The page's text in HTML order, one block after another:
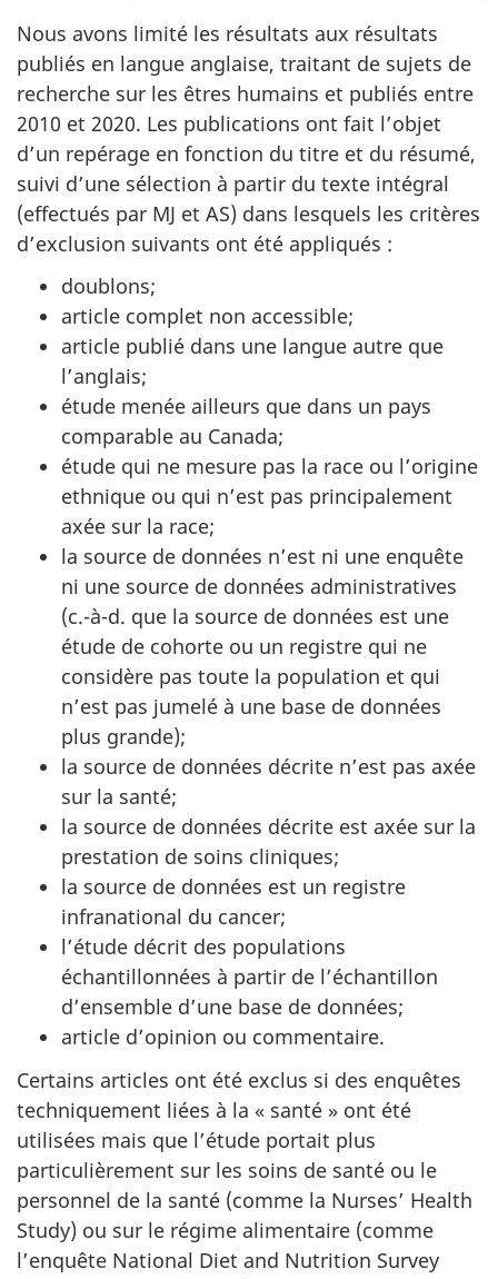
Nous avons limité les résultats aux résultats
publiés en langue anglaise, traitant de sujets de
recherche sur les êtres humains et publiés entre
2010 et 2020. Les publications ont fait l’objet
d’un repérage en fonction du titre et du résumé,
suivi d’une sélection à partir du texte intégral
(effectués par MJ et AS) dans lesquels les critères
d’exclusion suivants ont été appliqués :
doublons;
article complet non accessible;
article publié dans une langue autre que
l’anglais;
étude menée ailleurs que dans un pays
comparable au Canada;
étude qui ne mesure pas la race ou l’origine
ethnique ou qui n’est pas principalement
axée sur la race;
la source de données n’est ni une enquête
ni une source de données administratives
(c.-à-d. que la source de données est une
étude de cohorte ou un registre qui ne
considère pas toute la population et qui
n’est pas jumelé à une base de données
plus grande);
la source de données décrite n’est pas axée
sur la santé;
la source de données décrite est axée sur la
prestation de soins cliniques;
la source de données est un registre
infranational du cancer;
l’étude décrit des populations
échantillonnées à partir de l’échantillon
d’ensemble d’une base de données;
article d’opinion ou commentaire.
Certains articles ont été exclus si des enquêtes
techniquement liées à la « santé » ont été
utilisées mais que l’étude portait plus
particulièrement sur les soins de santé ou le
personnel de la santé (comme la Nurses’ Health
Study) ou sur le régime alimentaire (comme
l’enquête National Diet and Nutrition Survey